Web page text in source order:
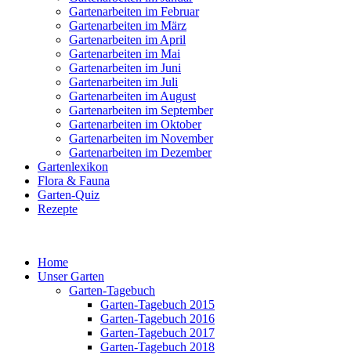
Gartenarbeiten im Februar
Gartenarbeiten im März
Gartenarbeiten im April
Gartenarbeiten im Mai
Gartenarbeiten im Juni
Gartenarbeiten im Juli
Gartenarbeiten im August
Gartenarbeiten im September
Gartenarbeiten im Oktober
Gartenarbeiten im November
Gartenarbeiten im Dezember
Gartenlexikon
Flora & Fauna
Garten-Quiz
Rezepte
Home
Unser Garten
Garten-Tagebuch
Garten-Tagebuch 2015
Garten-Tagebuch 2016
Garten-Tagebuch 2017
Garten-Tagebuch 2018